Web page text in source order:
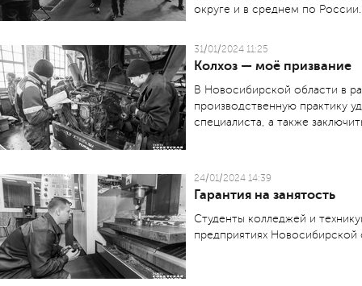
округе и в среднем по России.
31/01/2024 11:25
Колхоз — моё призвание
В Новосибирской области в
производственную практику
специалиста, а также
24/01/2024 14:39
Гарантия на занятость
Студенты колледжей и
предприятиях Новосибирской